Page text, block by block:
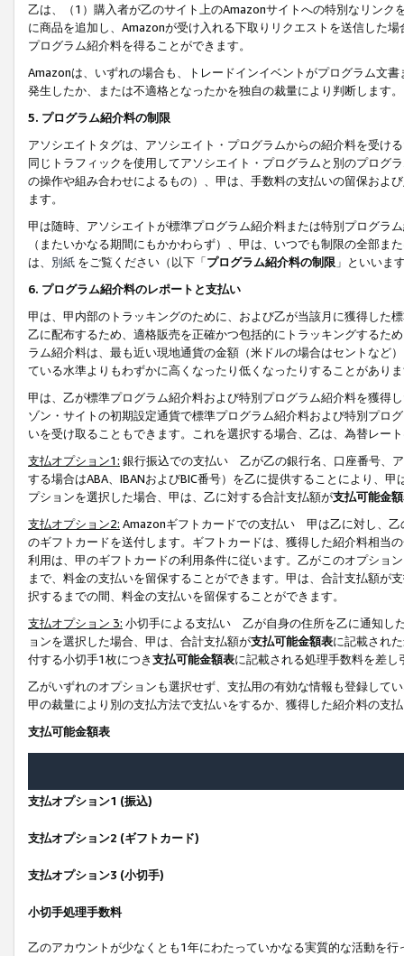
乙は、（1）購入者が乙のサイト上のAmazonサイトへの特別なリン
に商品を追加し、Amazonが受け入れる下取りリクエストを送信した
プログラム紹介料を得ることができます。
Amazonは、いずれの場合も、トレードインイベントがプログラム文
発生したか、または不適格となったかを独自の裁量により判断します。
5. プログラム紹介料の制限
アソシエイトタグは、アソシエイト・プログラムからの紹介料を受け
同じトラフィックを使用してアソシエイト・プログラムと別のプログ
の操作や組み合わせによるもの）、甲は、手数料の支払いの留保およ
ます。
甲は随時、アソシエイトが標準プログラム紹介料または特別プログラ
（またいかなる期間にもかかわらず）、甲は、いつでも制限の全部
は、 別紙 をご覧ください（以下「プログラム紹介料の制限 」といいま
6. プログラム紹介料のレポートと支払い
甲は、甲内部のトラッキングのために、および乙が当該月に獲得した
乙に配布するため、適格販売を正確かつ包括的にトラッキングするた
ラム紹介料は、最も近い現地通貨の金額（米ドルの場合はセントなど
ている水準よりもわずかに高くなったり低くなったりすることがあり
甲は、乙が標準プログラム紹介料および特別プログラム紹介料を獲得
ゾン・サイトの初期設定通貨で標準プログラム紹介料および特別プロ
いを受け取ることもできます。これを選択する場合、乙は、為替レー
支払オプション1: 銀行振込での支払い 乙が乙の銀行名、口座番号、
する場合はABA、IBANおよびBIC番号）を乙に提供することにより、
プションを選択した場合、甲は、乙に対する合計支払額が支払可能金
支払オプション2: Amazonギフトカードでの支払い 甲は乙に対し、乙
のギフトカードを送付します。ギフトカードは、獲得した紹介料相当
利用は、甲のギフトカードの利用条件に従います。乙がこのオプショ
まで、料金の支払いを留保することができます。甲は、合計支払額が
択するまでの間、料金の支払いを留保することができます。
支払オプション 3: 小切手による支払い 乙が自身の住所を乙に通知し
ョンを選択した場合、甲は、合計支払額が支払可能金額表に記載され
付する小切手1枚につき支払可能金額表に記載される処理手数料を差し
乙がいずれのオプションも選択せず、支払用の有効な情報も登録して
甲の裁量により別の支払方法で支払いをするか、獲得した紹介料の支
支払可能金額表
支払オプション1 (振込)
支払オプション2 (ギフトカード)
支払オプション3 (小切手)
小切手処理手数料
乙のアカウントが少なくとも1年にわたっていかなる実質的な活動を